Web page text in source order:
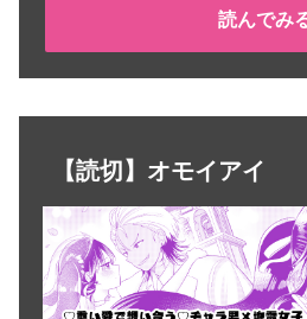
読んでみ
【読切】オモイアイ